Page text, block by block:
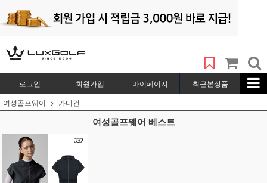
로그인 회원가입 마이페이지
최근본상품
여성골프웨어
가디건
여성골프웨어 베스트